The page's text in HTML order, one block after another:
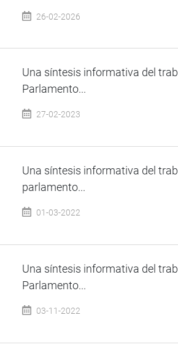
26-02-2026
Una síntesis informativa del
Parlamento...
27-02-2023
Una síntesis informativa del
parlamento...
01-03-2022
Una síntesis informativa del
Parlamento...
03-11-2022